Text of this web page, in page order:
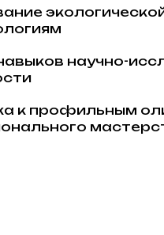
научно-
к профильным